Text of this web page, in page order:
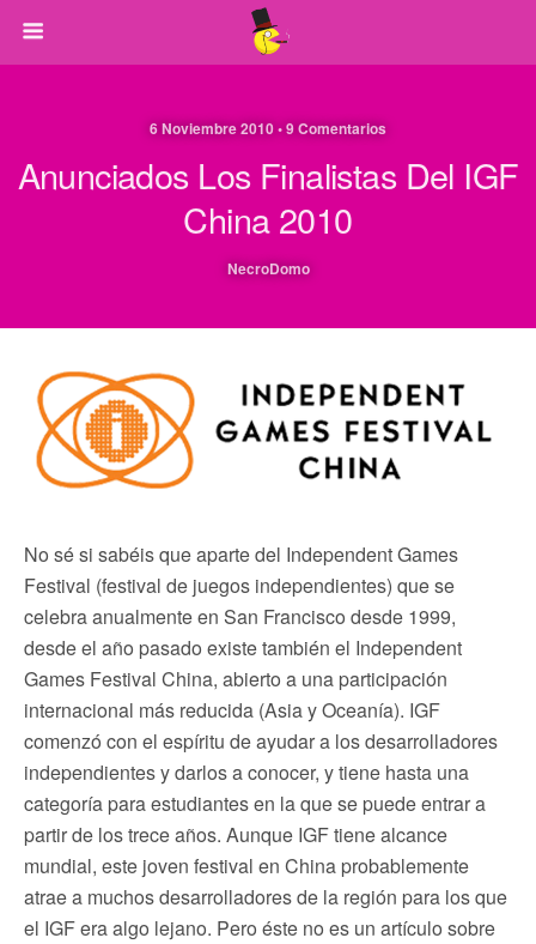
6 Noviembre 2010 • 9 Comentarios
Anunciados Los Finalistas Del IGF
China 2010
NecroDomo
No sé si sabéis que aparte del Independent Games
Festival (festival de juegos independientes) que se
celebra anualmente en San Francisco desde 1999,
desde el año pasado existe también el Independent
Games Festival China, abierto a una participación
internacional más reducida (Asia y Oceanía). IGF
comenzó con el espíritu de ayudar a los desarrolladores
independientes y darlos a conocer, y tiene hasta una
categoría para estudiantes en la que se puede entrar a
partir de los trece años. Aunque IGF tiene alcance
mundial, este joven festival en China probablemente
atrae a muchos desarrolladores de la región para los que
el IGF era algo lejano. Pero éste no es un artículo sobre